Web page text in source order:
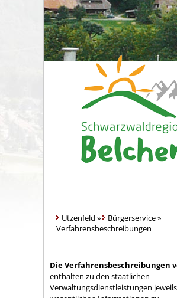
Utzenfeld » Bürgerservice»
Verfahrensbeschreibungen
Die Verfahrensbeschreibungen
enthalten zu den staatlichen
Verwaltungsdienstleistungen